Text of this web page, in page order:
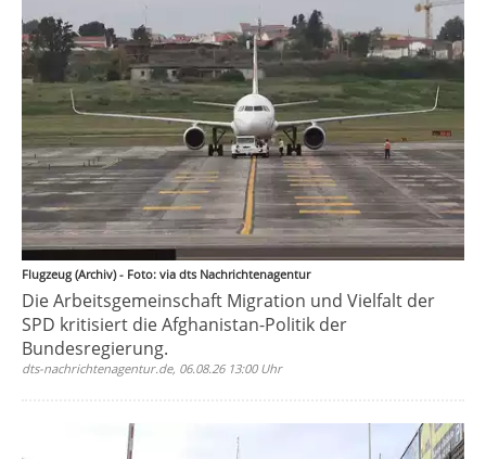
Flugzeug (Archiv) - Foto: via dts Nachrichtenagentur
Die Arbeitsgemeinschaft Migration und Vielfalt der
SPD kritisiert die Afghanistan-Politik der
Bundesregierung.
dts-nachrichtenagentur.de, 06.08.26 13:00 Uhr